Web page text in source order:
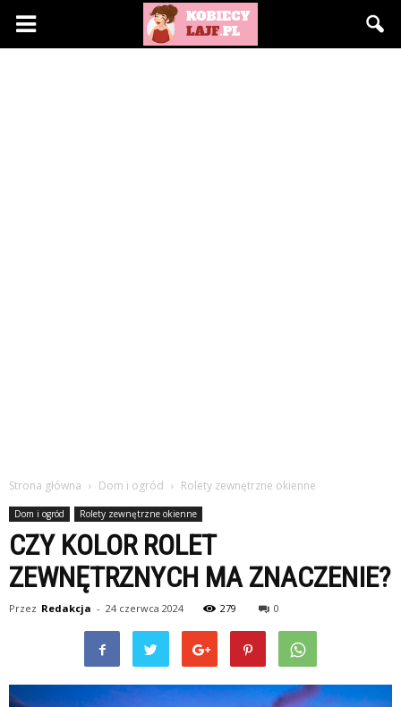
KobiecyLajf.pl
Strona główna Dom i ogród Rolety zewnętrzne okienne
Dom i ogród Rolety zewnętrzne okienne
CZY KOLOR ROLET
ZEWNĘTRZNYCH MA ZNACZENIE?
Przez Redakcja - 24 czerwca 2024 279 0